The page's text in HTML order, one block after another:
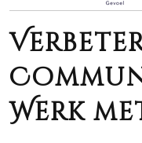
Werk